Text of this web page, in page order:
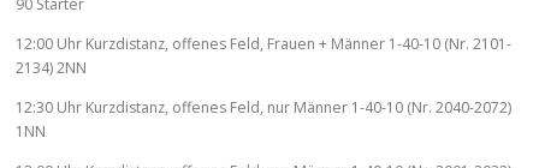
12:00 Uhr Kurzdistanz, offenes Feld, Frauen + Männer 1-40-10 (Nr. 2101-
2134) 2NN
12:30 Uhr Kurzdistanz, offenes Feld, nur Männer 1-40-10 (Nr. 2040-2072)
1NN